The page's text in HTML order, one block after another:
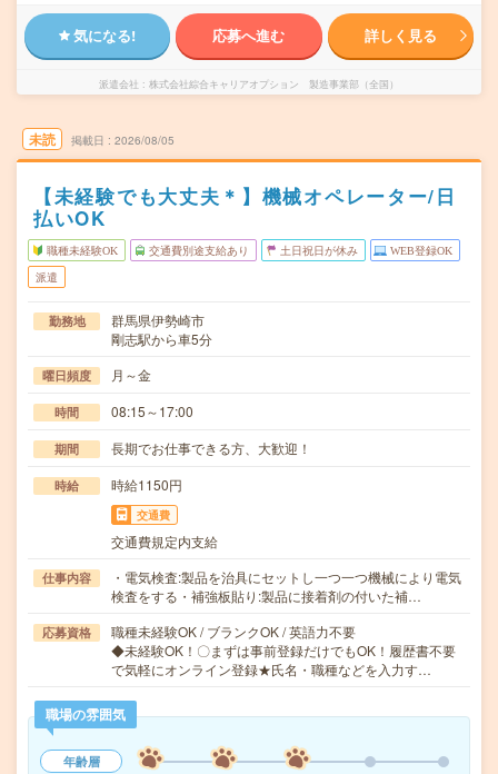
気になる! 応募へ進む 詳しく見る
派遣会社 株式会社綜合キャリアオプション 製造事業部（全国）
未読 掲載日 2026/08/05
【未経験でも大丈夫＊】機械オペレーター/日
払いOK
職種未経験OK 交通費別途支給あり 土日祝日が休み WEB登録OK
派遣
勤務地
群馬県伊勢崎市
剛志駅から車5分
曜日頻度 月～金
時間 08:15～17:00
期間 長期でお仕事できる方、大歓迎！
時給 時給1150円
交通費
交通費規定内支給
仕事内容
・電気検査:製品を治具にセットし一つ一つ機械により電気
検査をする・補強板貼り:製品に接着剤の付いた補…
応募資格
職種未経験OK / ブランクOK / 英語力不要
◆未経験OK！〇まずは事前登録だけでもOK！履歴書不要
で気軽にオンライン登録★氏名・職種などを入力す…
職場の雰囲気
年齢層